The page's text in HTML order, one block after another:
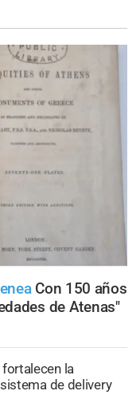
Con 150 años
de Atenas"
fortalecen la
de delivery